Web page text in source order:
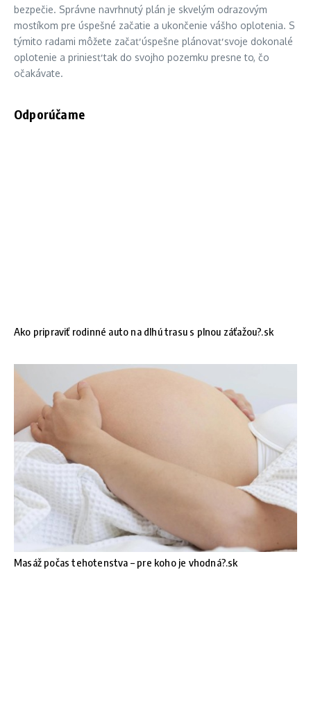
bezpečie. Správne navrhnutý plán je skvelým odrazovým
mostíkom pre úspešné začatie a ukončenie vášho oplotenia. S
týmito radami môžete začať úspešne plánovať svoje dokonalé
oplotenie a priniesť tak do svojho pozemku presne to, čo
očakávate.
Odporúčame
Ako pripraviť rodinné auto na dlhú trasu s plnou záťažou?.sk
Masáž počas tehotenstva – pre koho je vhodná?.sk